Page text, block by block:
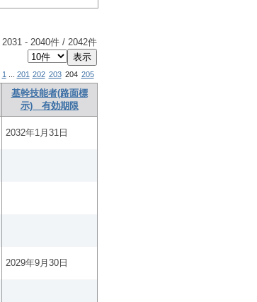
2031- 2040件 / 2042件
1 201 202 203 204 205
基幹技能者(路面標
示) 有効期限
2032年1月31日
2029年9月30日